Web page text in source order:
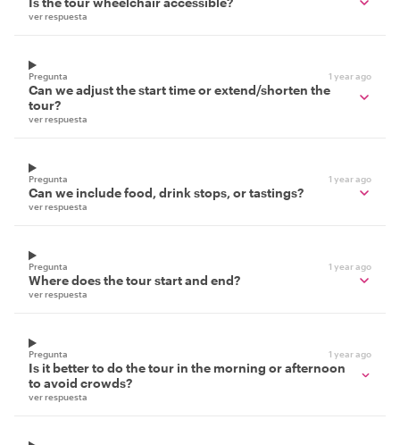
ver respuesta
Pregunta 1 year ago
Can we adjust the start time or extend/shorten the
tour?
ver respuesta
Pregunta 1 year ago
Can we include food, drink stops, or tastings?
ver respuesta
Pregunta 1 year ago
Where does the tour start and end?
ver respuesta
Pregunta 1 year ago
Is it better to do the tour in the morning or afternoon
to avoid crowds?
ver respuesta